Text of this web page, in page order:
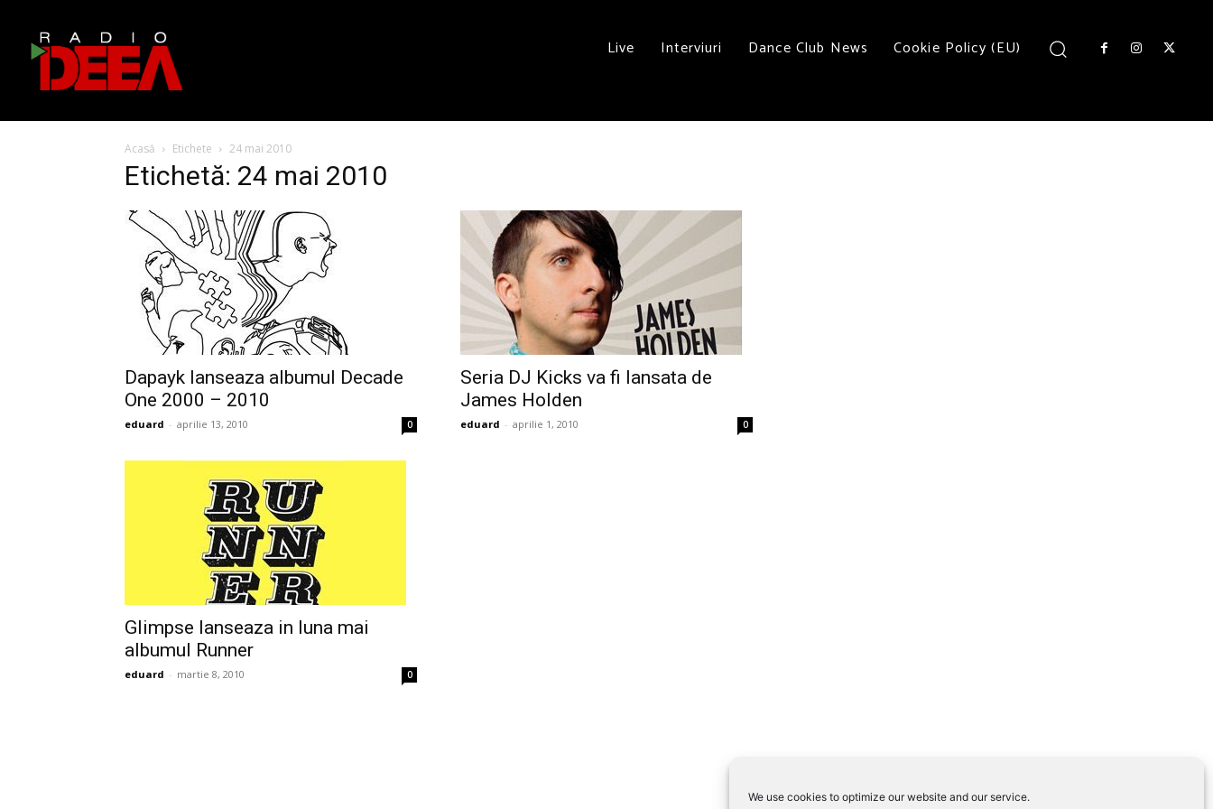
We use cookies to optimize our website and our service.
Live Interviuri Dance Club News Cookie Policy (EU)
Acasă Etichete 24 mai 2010
Etichetă: 24 mai 2010
Dapayk lanseaza albumul Decade
One 2000 – 2010
eduard - aprilie 13, 2010 0
Seria DJ Kicks va fi lansata de
James Holden
eduard - aprilie 1, 2010 0
Glimpse lanseaza in luna mai
albumul Runner
eduard - martie 8, 2010 0